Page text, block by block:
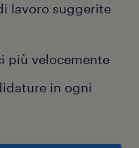
lavoro suggerite
più velocemente
in ogni